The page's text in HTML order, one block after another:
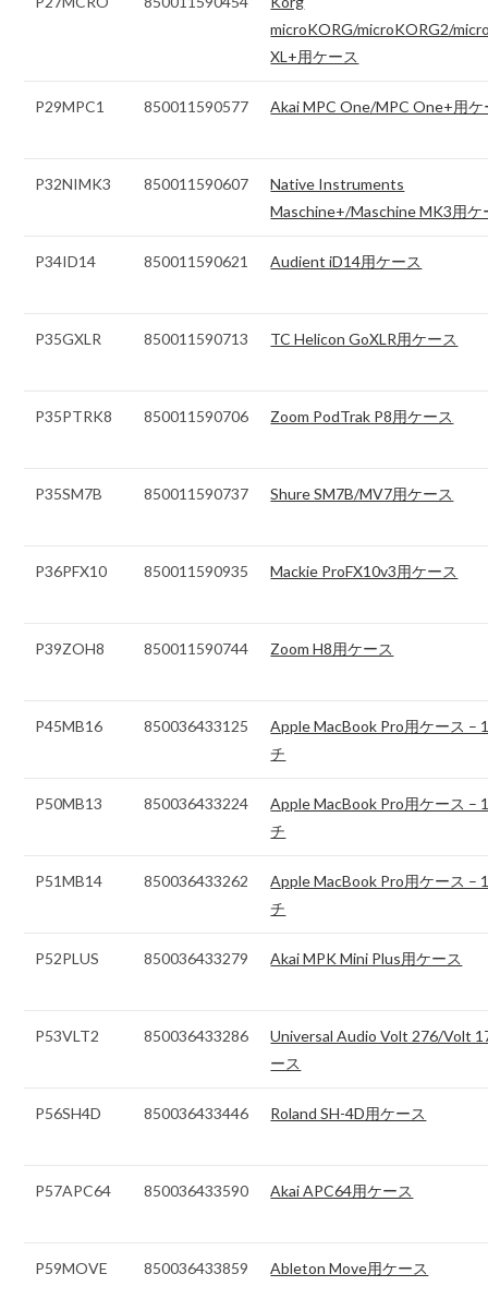
microKORG/microKORG2/
XL+用ケース
P29MPC1 850011590577 Akai MPC One/MPC One+用ケ
P32NIMK3 850011590607
Native Instruments
Maschine+/Maschine MK3用ケ
P34ID14 850011590621 Audient iD14用ケース
P35GXLR 850011590713 TC Helicon GoXLR用ケース
P35PTRK8 850011590706 Zoom PodTrak P8用ケース
P35SM7B 850011590737 Shure SM7B/MV7用ケース
P36PFX10 850011590935 Mackie ProFX10v3用ケース
P39ZOH8 850011590744 Zoom H8用ケース
P45MB16 850036433125
Apple MacBook Pro用ケース –
チ
P50MB13 850036433224
Apple MacBook Pro用ケース –
チ
P51MB14 850036433262
Apple MacBook Pro用ケース –
チ
P52PLUS 850036433279 Akai MPK Mini Plus用ケース
P53VLT2 850036433286
Universal Audio Volt 276/Volt
ース
P56SH4D 850036433446 Roland SH-4D用ケース
P57APC64 850036433590 Akai APC64用ケース
P59MOVE 850036433859 Ableton Move用ケース